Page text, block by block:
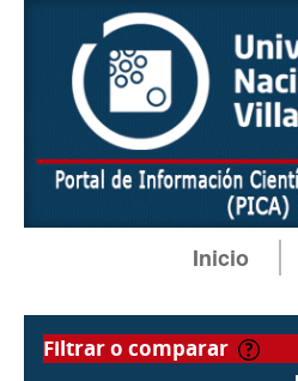
Inicio
filtrar o comparar